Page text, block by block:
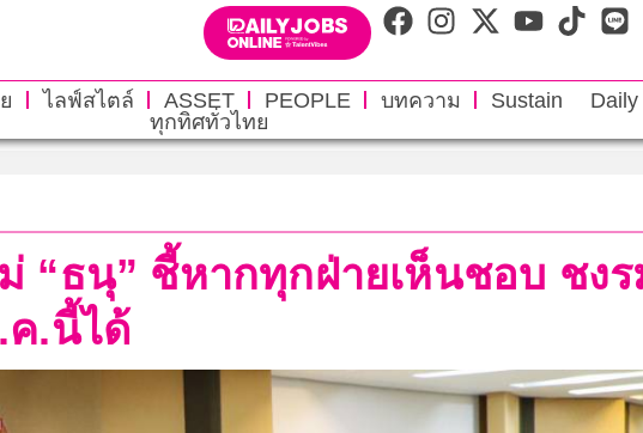
ไลฟ์สไตล์ ASSET PEOPLE บทความ Sustain Daily
ทุกทิศทั่วไทย
“ธนุ” ชี้หากทุกฝ่ายเห็นชอบ ชง
ค.นี้ได้